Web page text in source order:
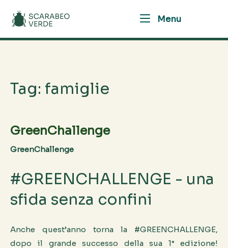
Home
MenuMenu
Tag: famiglie
GreenChallenge
GreenChallenge
#GREENCHALLENGE - una
sfida senza confini
Anche quest’anno torna la #GREENCHALLENGE,
dopo il grande successo della sua 1° edizione!